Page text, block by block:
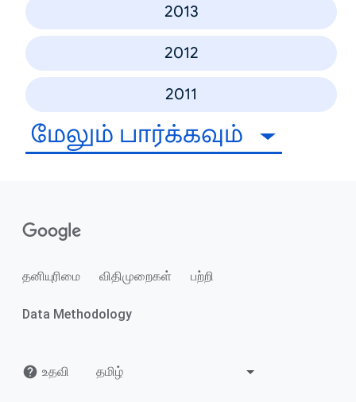
2013
2012
2011
மேலும் பார்க்கவும்
தனியுரிமை விதிமுறைகள் பற்றி
Data Methodology
உதவி